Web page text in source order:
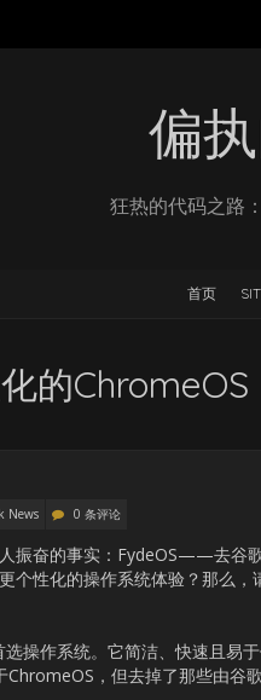
偏
狂热的代码之路
首页
的ChromeOS
News 0 条评论
振奋的事实：FydeOS——去谷
个性化的操作系统体验？那么
操作系统。它简洁、快速且易
，但去掉了那些由谷